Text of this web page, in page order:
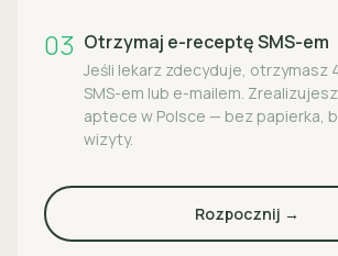
03 Otrzymaj e-receptę SMS-em
Jeśli lekarz zdecyduje, otrzymasz
SMS-em lub e-mailem.
aptece w Polsce — bez papierka,
wizyty.
Rozpocznij →